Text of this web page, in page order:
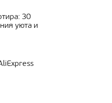
30
уюта и